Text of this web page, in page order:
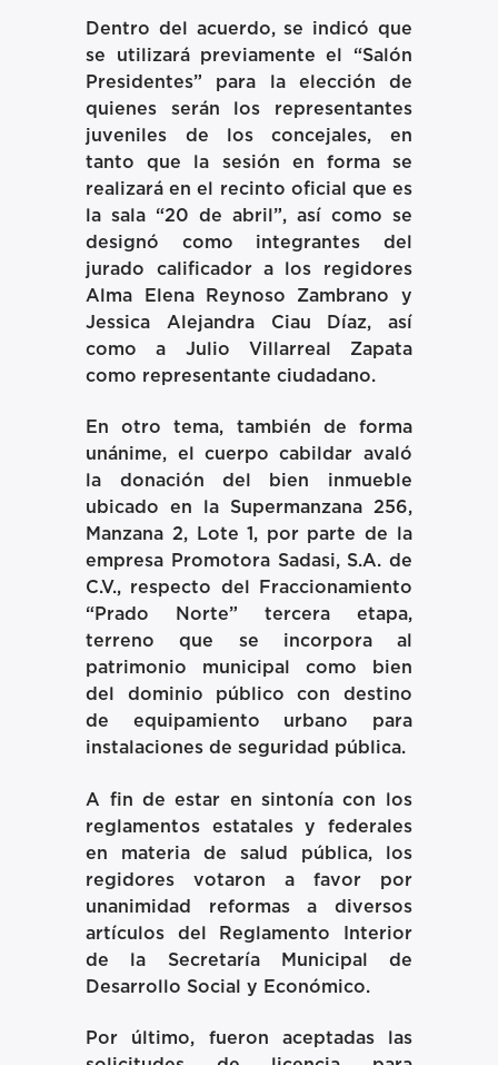
Dentro del acuerdo, se indicó que
se utilizará previamente el “Salón
Presidentes” para la elección de
quienes serán los representantes
juveniles de los concejales, en
tanto que la sesión en forma se
realizará en el recinto oficial que es
la sala “20 de abril”, así como se
designó como integrantes del
jurado calificador a los regidores
Alma Elena Reynoso Zambrano y
Jessica Alejandra Ciau Díaz, así
como a Julio Villarreal Zapata
como representante ciudadano.
En otro tema, también de forma
unánime, el cuerpo cabildar avaló
la donación del bien inmueble
ubicado en la Supermanzana 256,
Manzana 2, Lote 1, por parte de la
empresa Promotora Sadasi, S.A. de
C.V., respecto del Fraccionamiento
“Prado Norte” tercera etapa,
terreno que se incorpora al
patrimonio municipal como bien
del dominio público con destino
de equipamiento urbano para
instalaciones de seguridad pública.
A fin de estar en sintonía con los
reglamentos estatales y federales
en materia de salud pública, los
regidores votaron a favor por
unanimidad reformas a diversos
artículos del Reglamento Interior
de la Secretaría Municipal de
Desarrollo Social y Económico.
Por último, fueron aceptadas las